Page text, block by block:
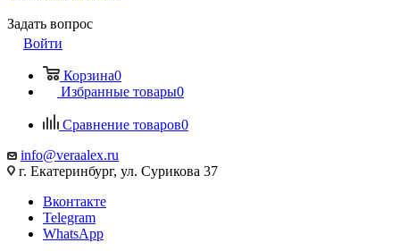
Задать вопрос
Войти
Корзина0
Избранные товары0
Сравнение товаров0
info@veraalex.ru
г. Екатеринбург, ул. Сурикова 37
Вконтакте
Telegram
WhatsApp